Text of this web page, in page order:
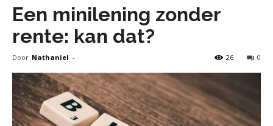
Een minilening zonder
rente: kan dat?
Door Nathaniel - 0
26